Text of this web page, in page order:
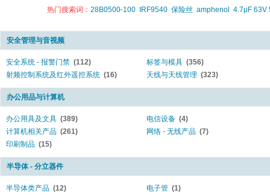
热门搜索词： 28B0500-100 IRF9540 保险丝 amphenol 4.7μF 63V
安全管理与音视频
安全系统 - 报警门禁 (112) 标签与模具 (356)
射频控制系统及红外遥控系统 (16) 天线与天线管理 (323)
办公用品与计算机
办公用具及文具 (389) 电信设备 (4)
计算机相关产品 (261) 网络 - 无线产品 (7)
印刷制品 (15)
半导体 - 分立器件
半导体类产品 (12) 电子管 (1)